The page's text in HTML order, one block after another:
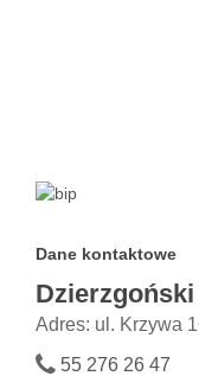
Dane kontaktowe
Adres: ul. Krzywa
55 276 26 47